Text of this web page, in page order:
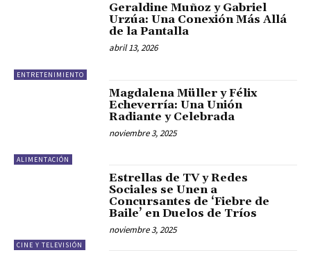
ENTRETENIMIENTO
Geraldine Muñoz y Gabriel
Urzúa: Una Conexión Más Allá
de la Pantalla
abril 13, 2026
ALIMENTACIÓN
Magdalena Müller y Félix
Echeverría: Una Unión
Radiante y Celebrada
noviembre 3, 2025
CINE Y TELEVISIÓN
Estrellas de TV y Redes
Sociales se Unen a
Concursantes de ‘Fiebre de
Baile’ en Duelos de Tríos
noviembre 3, 2025